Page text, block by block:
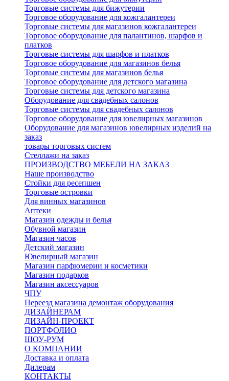
Торговые системы для бижутерии
Торговое оборудование для кожгалантереи
Торговые системы для магазинов кожгалантереи
Торговое оборудование для палантинов, шарфов и
платков
Торговые системы для шарфов и платков
Торговое оборудование для магазинов белья
Торговые системы для магазинов белья
Торговое оборудование для детского магазина
Торговые системы для детского магазина
Оборудование для свадебных салонов
Торговые системы для свадебных салонов
Торговое оборудование для ювелирных магазинов
Оборудование для магазинов ювелирных изделий на
заказ
товары торговых систем
Стеллажи на заказ
ПРОИЗВОДСТВО МЕБЕЛИ НА ЗАКАЗ
Наше производство
Стойки для ресепшен
Торговые островки
Для винных магазинов
Аптеки
Магазин одежды и белья
Обувной магазин
Магазин часов
Детский магазин
Ювелирный магазин
Магазин парфюмерии и косметики
Магазин подарков
Магазин аксессуаров
ЧПУ
Переезд магазина демонтаж оборудования
ДИЗАЙНЕРАМ
ДИЗАЙН-ПРОЕКТ
ПОРТФОЛИО
ШОУ-РУМ
О КОМПАНИИ
Доставка и оплата
Дилерам
КОНТАКТЫ